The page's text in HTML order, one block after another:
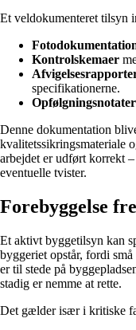
Et veldokumenteret tilsyn
Kontrolskemaer
specifikationerne.
Opfølgningsnotater
Denne dokumentation
kvalitetssikringsmateriale
arbejdet er udført korrekt
eventuelle tvister.
Forebyggelse
Et aktivt byggetilsyn kan
byggeriet opstår, fordi
er til stede på
stadig er nemme at rette.
Det gælder især i kritiske